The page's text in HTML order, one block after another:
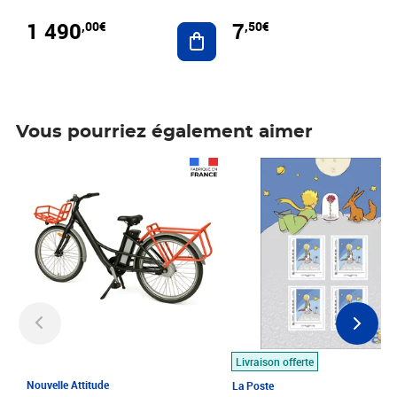
1 490,00€ Ajouter au panier
7,50€
Vous pourriez également aimer
Nouvelle Attitude
Livraison offerte
La Poste
Prix 7,50€